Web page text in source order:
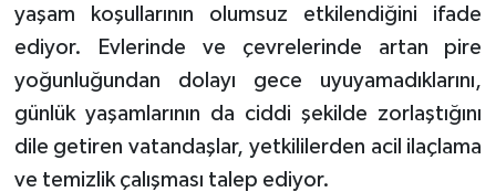
yaşam koşullarının olumsuz etkilendiğini ifade
ediyor. Evlerinde ve çevrelerinde artan pire
yoğunluğundan dolayı gece uyuyamadıklarını,
günlük yaşamlarının da ciddi şekilde zorlaştığını
dile getiren vatandaşlar, yetkililerden acil ilaçlama
ve temizlik çalışması talep ediyor.
Teknoloji
Türkiye
Yerel